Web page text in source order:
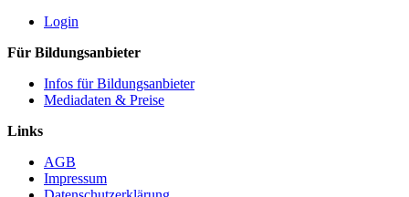
Login
Für Bildungsanbieter
Infos für Bildungsanbieter
Mediadaten & Preise
Links
AGB
Impressum